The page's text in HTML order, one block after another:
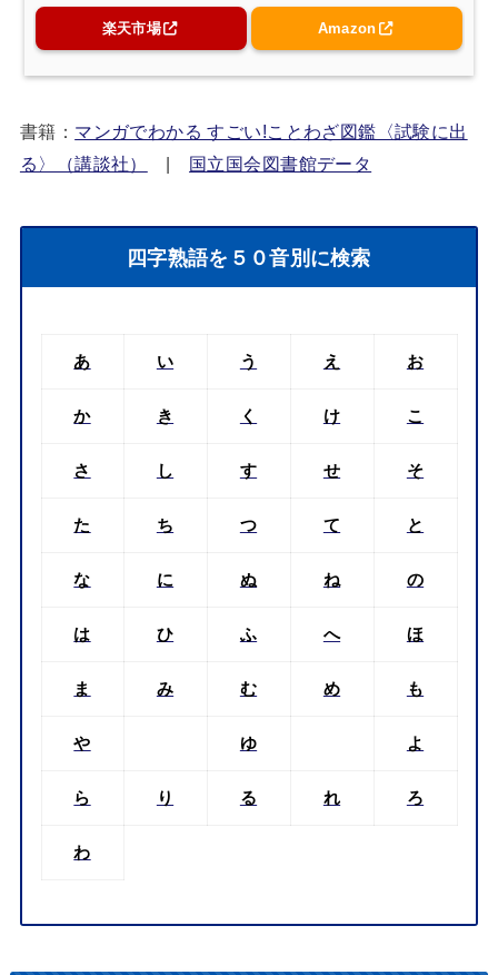
楽天市場 Amazon
書籍： マンガでわかる すごい!ことわざ図鑑〈試験に出
る〉（講談社）
| 国立国会図書館データ
四字熟語を５０音別に検索
あ い う え お
か き く け こ
さ し す せ そ
た ち つ て と
な に ぬ ね の
は ひ ふ へ ほ
ま み む め も
や ゆ よ
ら り る れ ろ
わ